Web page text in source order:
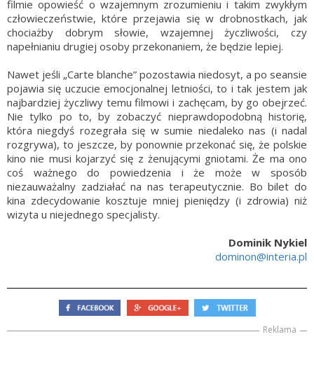
filmie opowieść o wzajemnym zrozumieniu i takim zwykłym
człowieczeństwie, które przejawia się w drobnostkach, jak
chociażby dobrym słowie, wzajemnej życzliwości, czy
napełnianiu drugiej osoby przekonaniem, że będzie lepiej.
Nawet jeśli „Carte blanche” pozostawia niedosyt, a po seansie
pojawia się uczucie emocjonalnej letniości, to i tak jestem jak
najbardziej życzliwy temu filmowi i zachęcam, by go obejrzeć.
Nie tylko po to, by zobaczyć nieprawdopodobną historię,
która niegdyś rozegrała się w sumie niedaleko nas (i nadal
rozgrywa), to jeszcze, by ponownie przekonać się, że polskie
kino nie musi kojarzyć się z żenującymi gniotami. Że ma ono
coś ważnego do powiedzenia i że może w sposób
niezauważalny zadziałać na nas terapeutycznie. Bo bilet do
kina zdecydowanie kosztuje mniej pieniędzy (i zdrowia) niż
wizyta u niejednego specjalisty.
Dominik Nykiel
dominon@interia.pl
Reklama